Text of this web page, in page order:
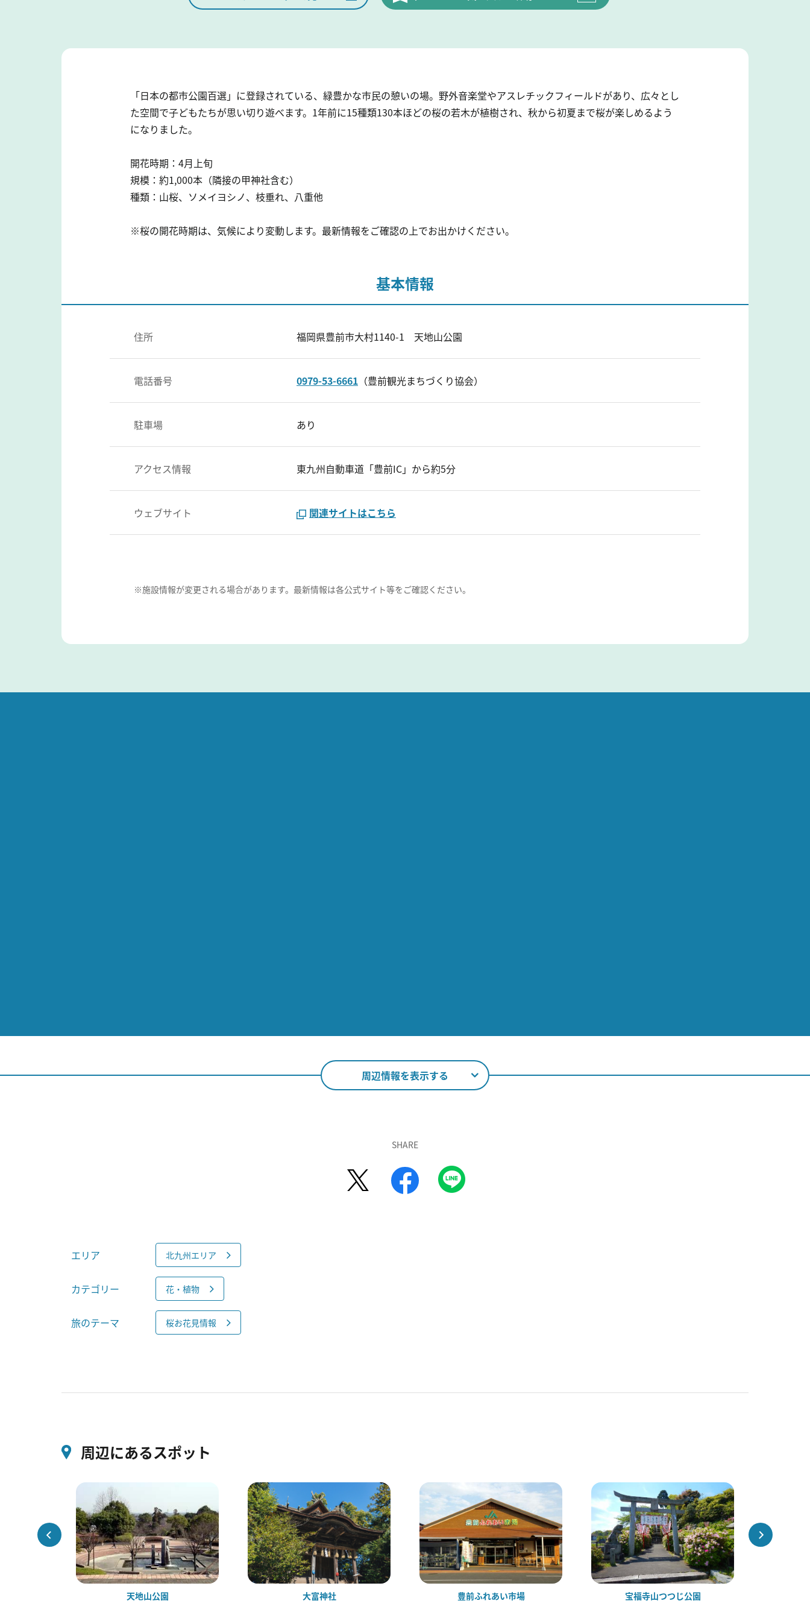
「日本の都市公園百選」に登録されている、緑豊かな市民の憩いの場。野外音楽堂やアスレチックフィールドがあり、広々とし
た空間で子どもたちが思い切り遊べます。1年前に15種類130本ほどの桜の若木が植樹され、秋から初夏まで桜が楽しめるよう
になりました。
開花時期：4月上旬
規模：約1,000本（隣接の甲神社含む）
種類：山桜、ソメイヨシノ、枝垂れ、八重他
※桜の開花時期は、気候により変動します。最新情報をご確認の上でお出かけください。
基本情報
住所 福岡県豊前市大村1140-1 天地山公園
電話番号 0979-53-6661 （豊前観光まちづくり協会）
駐車場 あり
アクセス情報 東九州自動車道「豊前IC」から約5分
ウェブサイト 関連サイトはこちら
※施設情報が変更される場合があります。最新情報は各公式サイト等をご確認ください。
周辺情報を表示する
SHARE
エリア 北九州エリア
カテゴリー 花・植物
旅のテーマ 桜お花見情報
周辺にあるスポット
天地山公園 大富神社 豊前ふれあい市場 宝福寺山つつじ公園